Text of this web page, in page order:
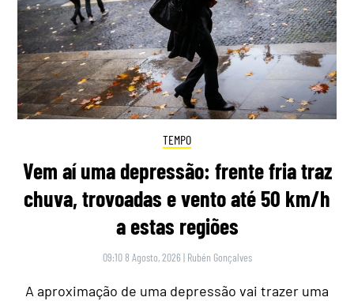
TEMPO
Vem aí uma depressão: frente fria traz
chuva, trovoadas e vento até 50 km/h
a estas regiões
09:10 8 Agosto, 2026 | Rubén Gonçalves
A aproximação de uma depressão vai trazer uma